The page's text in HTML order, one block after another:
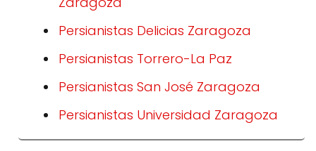
Persianistas Delicias Zaragoza
Persianistas Torrero-La Paz
Persianistas San José Zaragoza
Persianistas Universidad Zaragoza